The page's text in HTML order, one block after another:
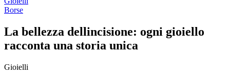
Borse
La bellezza dellincisione: ogni gioiello
racconta una storia unica
Gioielli